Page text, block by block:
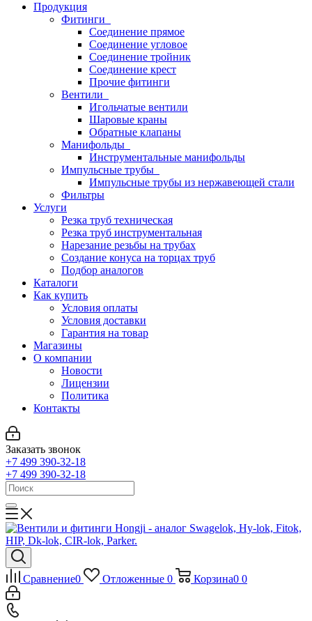
Продукция
Фитинги
Соединение прямое
Соединение угловое
Соединение тройник
Соединение крест
Прочие фитинги
Вентили
Игольчатые вентили
Шаровые краны
Обратные клапаны
Манифольды
Инструментальные манифольды
Импульсные трубы
Импульсные трубы из нержавеющей стали
Фильтры
Услуги
Резка труб техническая
Резка труб инструментальная
Нарезание резьбы на трубах
Создание конуса на торцах труб
Подбор аналогов
Каталоги
Как купить
Условия оплаты
Условия доставки
Гарантия на товар
Магазины
О компании
Новости
Лицензии
Политика
Контакты
Заказать звонок
+7 499 390-32-18
+7 499 390-32-18
Сравнение0 Отложенные 0 Корзина0 0